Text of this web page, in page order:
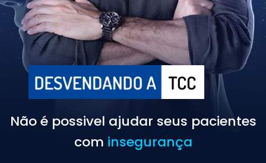
Não é possivel ajudar seus pacientes
com insegurança